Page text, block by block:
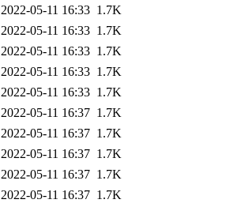
2022-05-11 16:33 1.7K
2022-05-11 16:33 1.7K
2022-05-11 16:33 1.7K
2022-05-11 16:33 1.7K
2022-05-11 16:33 1.7K
2022-05-11 16:37 1.7K
2022-05-11 16:37 1.7K
2022-05-11 16:37 1.7K
2022-05-11 16:37 1.7K
2022-05-11 16:37 1.7K